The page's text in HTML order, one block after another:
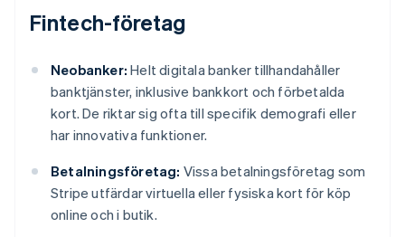
Fintech-företag
Neobanker: Helt digitala banker tillhandahåller
banktjänster, inklusive bankkort och förbetalda
kort. De riktar sig ofta till specifik demografi eller
har innovativa funktioner.
Betalningsföretag: Vissa betalningsföretag som
Stripe utfärdar virtuella eller fysiska kort för köp
online och i butik.